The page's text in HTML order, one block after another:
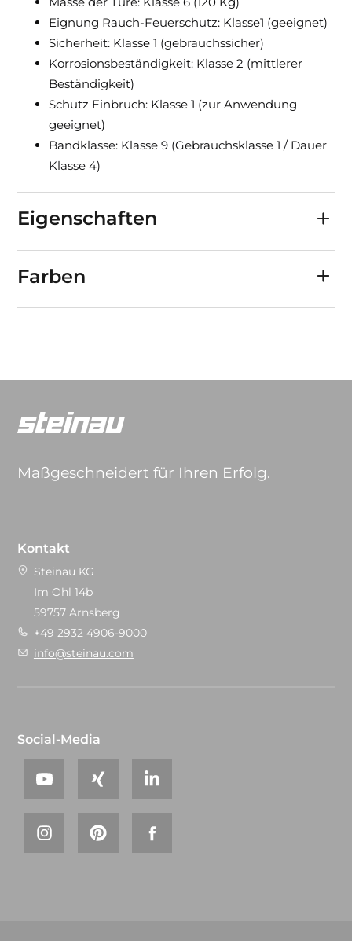
Eignung Rauch-Feuerschutz: Klasse1 (geeignet)
Sicherheit: Klasse 1 (gebrauchssicher)
Korrosionsbeständigkeit: Klasse 2 (mittlerer
Beständigkeit)
Schutz Einbruch: Klasse 1 (zur Anwendung
geeignet)
Bandklasse: Klasse 9 (Gebrauchsklasse 1 / Dauer
Klasse 4)
Eigenschaften
Farben
Maßgeschneidert für Ihren Erfolg.
Kontakt
Steinau KG
Im Ohl 14b
59757 Arnsberg
+49 2932 4906-9000
info@steinau.com
Social-Media